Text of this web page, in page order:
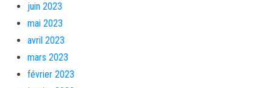
juin 2023
mai 2023
avril 2023
mars 2023
février 2023